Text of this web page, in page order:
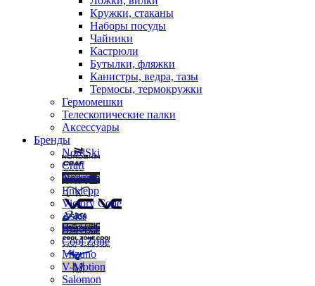
Кружки, стаканы
Наборы посуды
Чайники
Кастрюли
Бутылки, фляжки
Канистры, ведра, тазы
Термосы, термокружки
Гермомешки
Телескопические палки
Аксессуары
Бренды
NordSki
Craft
Noname
Enklepp
Victory Code
Asics
Brubeck
Cool Zone
Mizuno
V-Motion
Salomon